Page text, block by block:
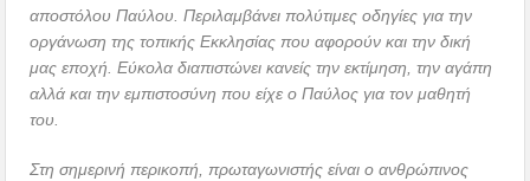
αποστόλου Παύλου. Περιλαμβάνει πολύτιμες οδηγίες για την
οργάνωση της τοπικής Εκκλησίας που αφορούν και την δική
μας εποχή. Εύκολα διαπιστώνει κανείς την εκτίμηση, την αγάπη
αλλά και την εμπιστοσύνη που είχε ο Παύλος για τον μαθητή
του.
Στη σημερινή περικοπή, πρωταγωνιστής είναι ο ανθρώπινος